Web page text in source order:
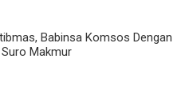
Babinsa Komsos Dengan
Makmur